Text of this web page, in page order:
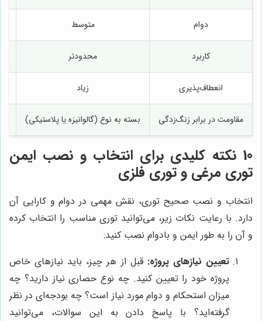
دوام متوسط
کاربرد محدودتر
انعطاف‌پذیری زیاد
مقاومت در برابر زنگ‌زدگی بسته به نوع (گالوانیزه یا پلاستیکی)
10 نکته کلیدی برای انتخاب و نصب ایمن
توری مرغی و توری فلزی
انتخاب و نصب صحیح توری، نقش مهمی در دوام و کارایی آن
دارد. با رعایت نکات زیر، می‌توانید توری مناسب را انتخاب کرده
و آن را به طور ایمن و بادوام نصب کنید:
تعیین نیازهای پروژه: قبل از هر چیز، باید نیازهای خاص
پروژه خود را تعیین کنید. چه نوع حصاری نیاز دارید؟ چه
میزان استحکام و دوام مورد نیاز است؟ چه بودجه‌ای در نظر
گرفته‌اید؟ با پاسخ دادن به این سوالات، می‌توانید